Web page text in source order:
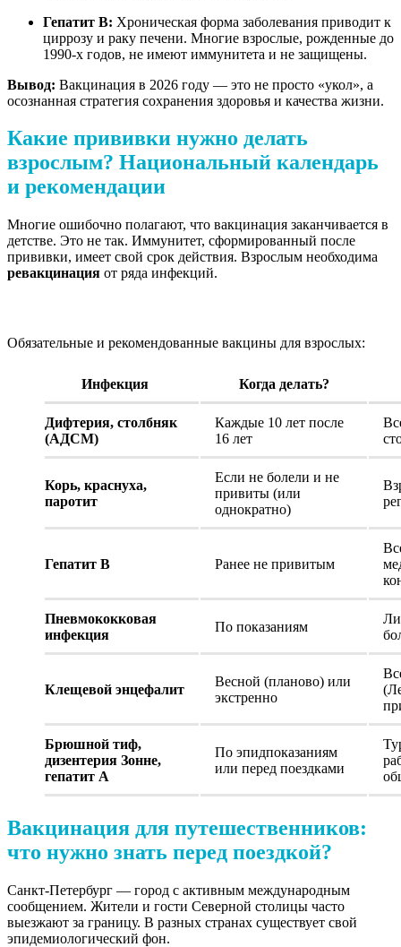
Гепатит В: Хроническая форма заболевания приводит к
циррозу и раку печени. Многие взрослые, рожденные до
1990-х годов, не имеют иммунитета и не защищены.
Вывод: Вакцинация в 2026 году — это не просто «укол», а
осознанная стратегия сохранения здоровья и качества жизни.
Какие прививки нужно делать
взрослым? Национальный календарь
и рекомендации
Многие ошибочно полагают, что вакцинация заканчивается в
детстве. Это не так. Иммунитет, сформированный после
прививки, имеет свой срок действия. Взрослым необходима
ревакцинация от ряда инфекций.
Обязательные и рекомендованные вакцины для взрослых:
Инфекция Когда делать?
Дифтерия, столбняк
(АДСМ)
Каждые 10 лет после
16 лет
Корь, краснуха,
паротит
Если не болели и не
привиты (или
однократно)
Гепатит В Ранее не привитым
Пневмококковая
инфекция
По показаниям
Клещевой энцефалит
Весной (планово) или
экстренно
Брюшной тиф,
дизентерия Зонне,
гепатит А
По эпидпоказаниям
или перед поездками
Вакцинация для путешественников:
что нужно знать перед поездкой?
Санкт-Петербург — город с активным международным
сообщением. Жители и гости Северной столицы часто
выезжают за границу. В разных странах существует свой
эпидемиологический фон.